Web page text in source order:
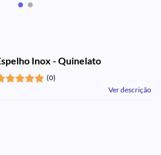
Inox - Quinelato
(0)
Ver descrição